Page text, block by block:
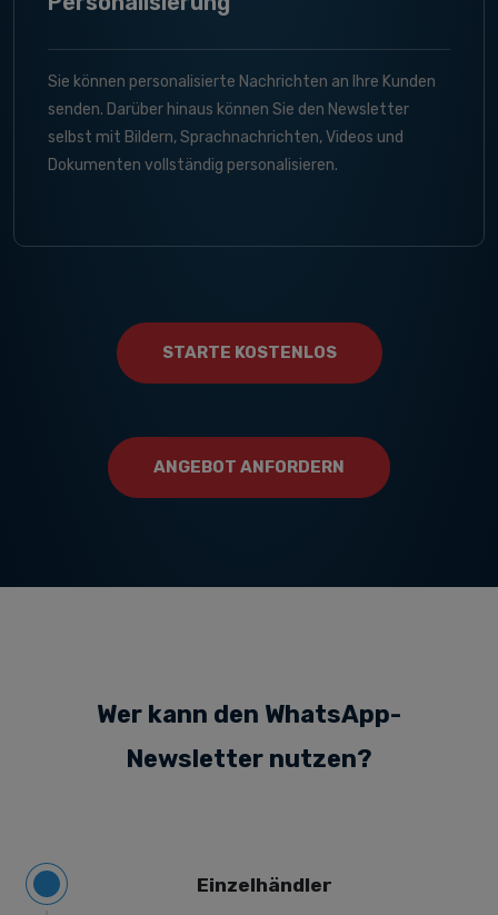
Sie können personalisierte Nachrichten an Ihre Kunden
senden. Darüber hinaus können Sie den Newsletter
selbst mit Bildern, Sprachnachrichten, Videos und
Dokumenten vollständig personalisieren.
STARTE KOSTENLOS
ANGEBOT ANFORDERN
Wer kann den WhatsApp-
Newsletter nutzen?
Einzelhändler